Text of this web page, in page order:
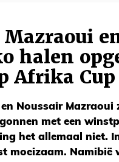
halen
Afrika Cup
Noussair Mazraoui
met een
het allemaal niet.
moeizaam. Namibië